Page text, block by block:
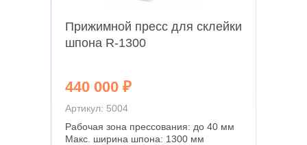
Прижимной пресс для склейки
шпона R-1300
440 000 ₽
Артикул: 5004
Рабочая зона прессования: до 40 мм
Макс. ширина шпона: 1300 мм